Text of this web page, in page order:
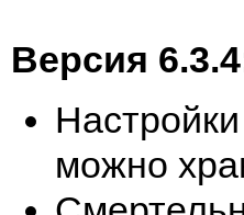
Версия
можно